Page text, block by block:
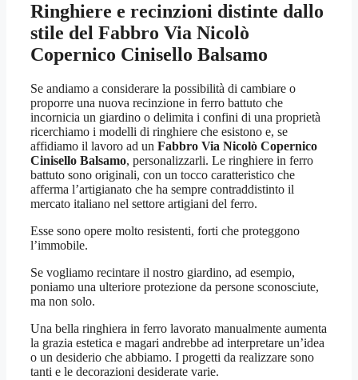
Ringhiere e recinzioni distinte dallo
stile del Fabbro Via Nicolò
Copernico Cinisello Balsamo
Se andiamo a considerare la possibilità di cambiare o
proporre una nuova recinzione in ferro battuto che
incornicia un giardino o delimita i confini di una proprietà
ricerchiamo i modelli di ringhiere che esistono e, se
affidiamo il lavoro ad un Fabbro Via Nicolò Copernico
Cinisello Balsamo, personalizzarli. Le ringhiere in ferro
battuto sono originali, con un tocco caratteristico che
afferma l’artigianato che ha sempre contraddistinto il
mercato italiano nel settore artigiani del ferro.
Esse sono opere molto resistenti, forti che proteggono
l’immobile.
Se vogliamo recintare il nostro giardino, ad esempio,
poniamo una ulteriore protezione da persone sconosciute,
ma non solo.
Una bella ringhiera in ferro lavorato manualmente aumenta
la grazia estetica e magari andrebbe ad interpretare un’idea
o un desiderio che abbiamo. I progetti da realizzare sono
tanti e le decorazioni desiderate varie.